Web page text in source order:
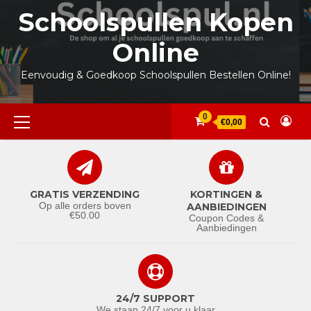
inhoud
Schoolspullen Kopen
Online
Eenvoudig & Goedkoop Schoolspullen Bestellen Online!
Primair
menu
0
€0,00
GRATIS VERZENDING
Op alle orders boven
€50.00
KORTINGEN &
AANBIEDINGEN
Coupon Codes &
Aanbiedingen
24/7 SUPPORT